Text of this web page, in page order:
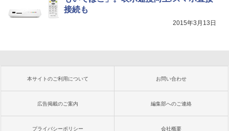
接続も
2015年3月13日
本サイトのご利用について お問い合わせ
広告掲載のご案内 編集部へのご連絡
プライバシーポリシー 会社概要